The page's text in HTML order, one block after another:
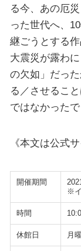
る今、あの厄
った世代へ、
継ごうとする
大震災が露わ
の欠如」だっ
る／させるこ
ではなかったで
《本文は公式
開催期間
※
時間
休館日 月